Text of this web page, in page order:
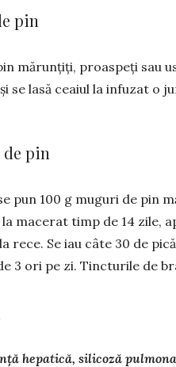
pin
mărunțiți, proas­­peți sau
se lasă ceaiul la in­fuzat o
pin
pun 100 g muguri de pin
macerat timp de 14 zile,
rece. Se iau câte 30 de
3 ori pe zi. Tincturile de
hepa­tică, silicoză